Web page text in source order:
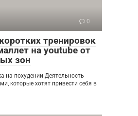
0
тренировок
на youtube от
зон
на похудении Деятельность
которые хотят привести себя в